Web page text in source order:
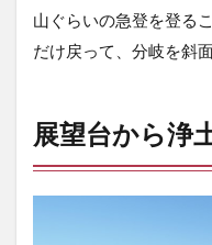
山ぐらいの急登を登る
だけ戻って、分岐を斜
展望台から浄